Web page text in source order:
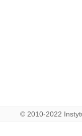
© 2010-2022